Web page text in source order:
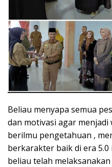
Beliau menyapa semua
dan motivasi agar
berilmu pengetahuan ,
berkarakter baik di era 5.0
beliau telah